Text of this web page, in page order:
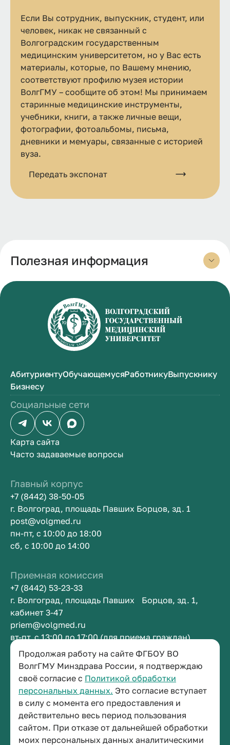
Продолжая работу на сайте ФГБОУ ВО
ВолгГМУ Минздрава России, я подтверждаю
своё согласие с Политикой обработки
персональных данных. Это согласие вступает
в силу с момента его предоставления и
действительно весь период пользования
сайтом. При отказе от дальнейшей обработки
моих персональных данных аналитическими
Если Вы сотрудник, выпускник, студент, или
человек, никак не связанный с
Волгоградским государственным
медицинским университетом, но у Вас есть
материалы, которые, по Вашему мнению,
соответствуют профилю музея истории
ВолгГМУ – сообщите об этом! Мы принимаем
старинные медицинские инструменты,
учебники, книги, а также личные вещи,
фотографии, фотоальбомы, письма,
дневники и мемуары, связанные с историей
вуза.
Передать экспонат
Полезная информация
АбитуриентуОбучающемусяРаботникуВыпускнику
Бизнесу
Социальные сети
Карта сайта
Часто задаваемые вопросы
Главный корпус
+7 (8442) 38-50-05
г. Волгоград, площадь Павших Борцов, зд. 1
post@volgmed.ru
пн-пт, с 10:00 до 18:00
сб, с 10:00 до 14:00
Приемная комиссия
+7 (8442) 53-23-33
г. Волгоград, площадь Павших Борцов, зд. 1,
кабинет 3-47
priem@volgmed.ru
вт-пт, с 13:00 до 17:00 (для приема граждан)
Приемная ректора
+7 (8442) 38-50-05
г. Волгоград, площадь Павших Борцов, зд. 1,
кабинет 3-11
post@volgmed.ru
пн-пт, с 08.30 до 17.00 (перерыв с 12.30 до 13.00)